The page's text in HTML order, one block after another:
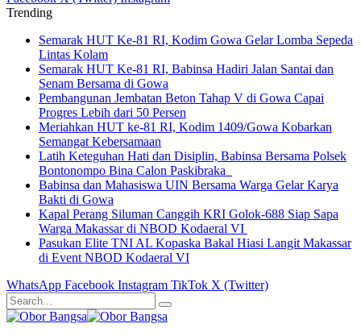
Trending
Semarak HUT Ke-81 RI, Kodim Gowa Gelar Lomba Sepeda
Lintas Kolam
Semarak HUT Ke-81 RI, Babinsa Hadiri Jalan Santai dan
Senam Bersama di Gowa
Pembangunan Jembatan Beton Tahap V di Gowa Capai
Progres Lebih dari 50 Persen
Meriahkan HUT ke-81 RI, Kodim 1409/Gowa Kobarkan
Semangat Kebersamaan
Latih Keteguhan Hati dan Disiplin, Babinsa Bersama Polsek
Bontonompo Bina Calon Paskibraka
Babinsa dan Mahasiswa UIN Bersama Warga Gelar Karya
Bakti di Gowa
Kapal Perang Siluman Canggih KRI Golok-688 Siap Sapa
Warga Makassar di NBOD Kodaeral VI
Pasukan Elite TNI AL Kopaska Bakal Hiasi Langit Makassar
di Event NBOD Kodaeral VI
WhatsApp Facebook Instagram TikTok X (Twitter)